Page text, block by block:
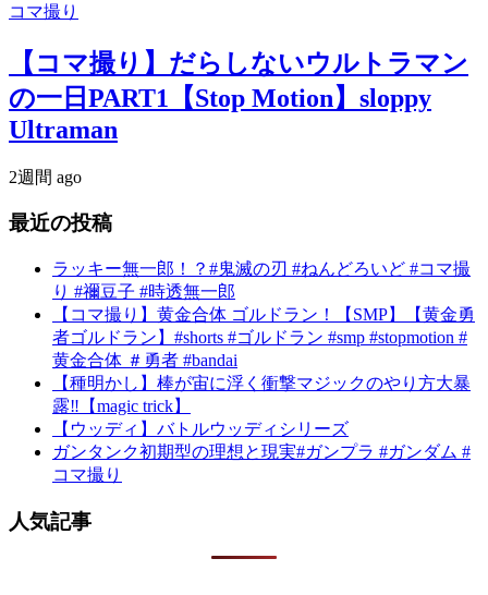
コマ撮り
【コマ撮り】だらしないウルトラマン
の一日PART1【Stop Motion】sloppy
Ultraman
2週間 ago
最近の投稿
ラッキー無一郎！？#鬼滅の刃 #ねんどろいど #コマ撮
り #禰豆子 #時透無一郎
【コマ撮り】黄金合体 ゴルドラン！【SMP】【黄金勇
者ゴルドラン】#shorts #ゴルドラン #smp #stopmotion #
黄金合体 ＃勇者 #bandai
【種明かし】棒が宙に浮く衝撃マジックのやり方大暴
露‼️【magic trick】
【ウッディ】バトルウッディシリーズ
ガンタンク初期型の理想と現実#ガンプラ #ガンダム #
コマ撮り
人気記事